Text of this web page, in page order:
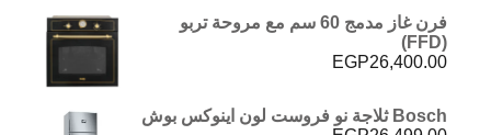
فرن غاز مدمج 60 سم مع مروحة تربو
(FFD)
EGP26,400.00
Bosch ثلاجة نو فروست لون اينوكس بوش